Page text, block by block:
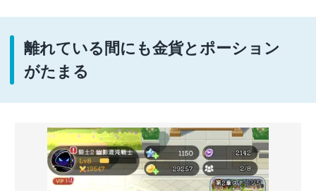
離れている間にも金貨とポーション
がたまる